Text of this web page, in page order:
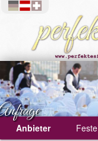
Anbieter
Feste